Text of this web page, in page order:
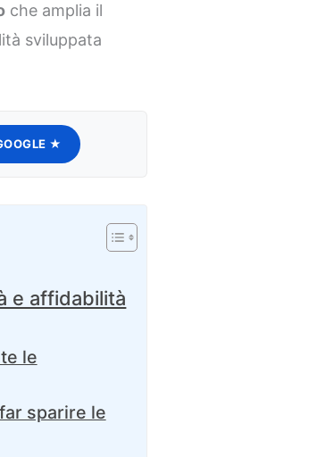
che amplia il
sviluppata
★
e affidabilità
le
sparire le